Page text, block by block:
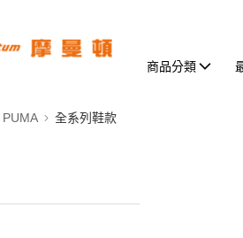
商品分類
PUMA 全系列鞋款